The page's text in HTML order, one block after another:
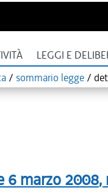
LEGGI E
/ sommario legge /
6 marzo 2008,